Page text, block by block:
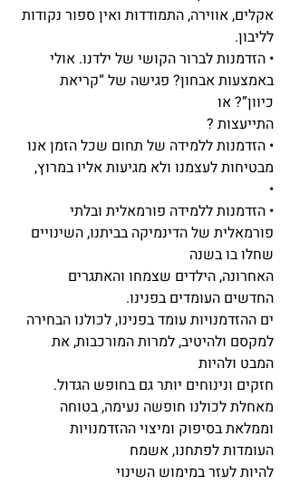
אקלים, אווירה, התמודדות ואין ספור נקודות
לליבון.
• הזדמנות לברור הקושי של ילדנו. אולי
באמצעות אבחון? פגישה של “קריאת
כיוון”? או
התייעצות ?
• הזדמנות ללמידה של תחום שכל הזמן אנו
מבטיחות לעצמנו ולא מגיעות אליו במרוץ,
•
• הזדמנות ללמידה פורמאלית ובלתי
פורמאלית של הדינמיקה בביתנו, השינויים
שחלו בו בשנה
האחרונה, הילדים שצמחו והאתגרים
החדשים העומדים בפנינו.
ים ההזדמנויות עומד בפנינו, לכולנו הבחירה
למקסם ולהיטיב, למרות המורכבות, את
המבט ולהיות
חזקים ונינוחים יותר גם בחופש הגדול.
מאחלת לכולנו חופשה נעימה, בטוחה
וממלאת בסיפוק ומיצוי ההזדמנויות
העומדות לפתחנו, אשמח
להיות לעזר במימוש השינוי